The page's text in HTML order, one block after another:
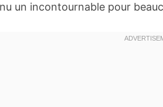
un incontournable pour